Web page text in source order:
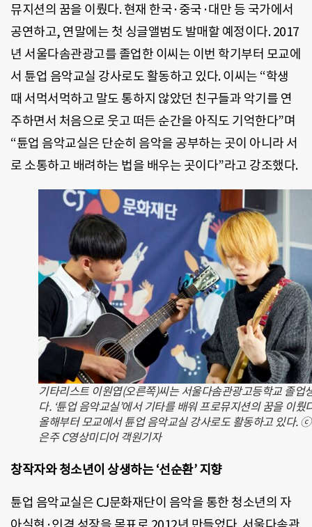
뮤지션의 꿈을 이뤘다. 현재 한국·중국·대만 등 국가에서
공연하고, 연말에는 첫 싱글앨범도 발매할 예정이다. 2017
년 서울다솜관광고를 졸업한 이씨는 이번 학기부터 모교에
서 튠업 음악교실 강사로도 활동하고 있다. 이씨는 “학생
때 서먹서먹하고 말도 통하지 않았던 친구들과 악기를 연
주하면서 처음으로 웃고 떠든 순간을 아직도 기억한다”며
“튠업 음악교실은 단순히 음악을 공부하는 곳이 아니라 서
로 소통하고 배려하는 법을 배우는 곳이다”라고 강조했다.
기타리스트 이원엽(오른쪽)씨는 서울다솜관광고등학교 졸업
다. ‘튠업 음악교실’에서 기타를 배워 프로뮤지션의 꿈을 이뤘
올해부터 모교에서 튠업 음악교실 강사로도 활동하고 있다.
은주 C영상미디어 객원기자
창작자와 청소년이 상생하는 ‘선순환’ 지향
튠업 음악교실은 CJ문화재단이 음악을 통한 청소년의 자